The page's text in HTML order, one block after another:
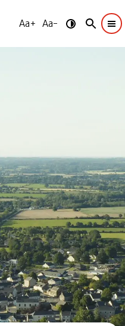
Aa+ Aa-